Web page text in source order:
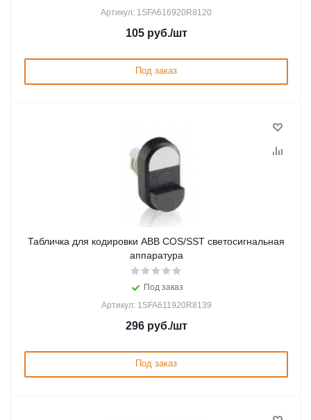
Артикул: 1SFA616920R8120
105руб./шт
Под заказ
Табличка для кодировки ABB COS/SST светосигнальная
аппаратура
Под заказ
Артикул: 1SFA611920R8139
296руб./шт
Под заказ